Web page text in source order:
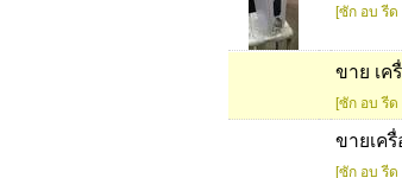
[ซัก อบ รีด
ขาย เค
[ซัก อบ รีด
ขายเค
[ซัก อบ รีด